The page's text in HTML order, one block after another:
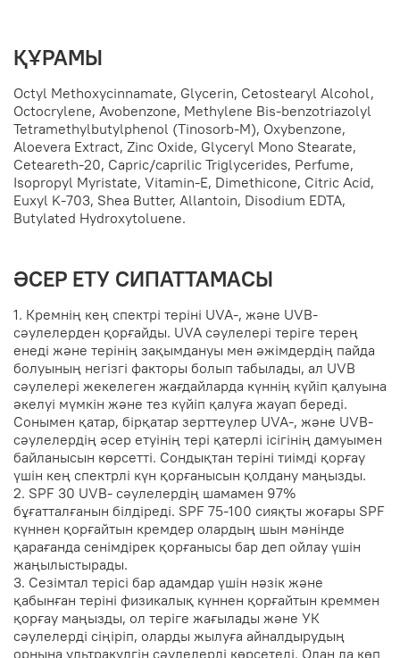
ҚҰРАМЫ
Octyl Methoxycinnamate, Glycerin, Cetostearyl Alcohol,
Octocrylene, Avobenzone, Methylene Bis-benzotriazolyl
Tetramethylbutylphenol (Tinosorb-M), Oxybenzone,
Aloevera Extract, Zinc Oxide, Glyceryl Mono Stearate,
Ceteareth-20, Capric/caprilic Triglycerides, Perfume,
Isopropyl Myristate, Vitamin-E, Dimethicone, Citric Acid,
Euxyl K-703, Shea Butter, Allantoin, Disodium EDTA,
Butylated Hydroxytoluene.
ӘСЕР ЕТУ СИПАТТАМАСЫ
1. Кремнің кең спектрі теріні UVA-, және UVB-
сәулелерден қорғайды. UVA сәулелері теріге терең
енеді және терінің зақымдануы мен әжімдердің пайда
болуының негізгі факторы болып табылады, ал UVB
сәулелері жекелеген жағдайларда күннің күйіп қалуына
әкелуі мүмкін және тез күйіп қалуға жауап береді.
Сонымен қатар, бірқатар зерттеулер UVA-, және UVB-
сәулелердің әсер етуінің тері қатерлі ісігінің дамуымен
байланысын көрсетті. Сондықтан теріні тиімді қорғау
үшін кең спектрлі күн қорғанысын қолдану маңызды.
2. SPF 30 UVB- сәулелердің шамамен 97%
бұғатталғанын білдіреді. SPF 75-100 сияқты жоғары SPF
күннен қорғайтын кремдер олардың шын мәнінде
қарағанда сенімдірек қорғанысы бар деп ойлау үшін
жаңылыстырады.
3. Сезімтал терісі бар адамдар үшін нәзік және
қабынған теріні физикалық күннен қорғайтын креммен
қорғау маңызды, ол теріге жағылады және УК
сәулелерді сіңіріп, оларды жылуға айналдырудың
орнына ультракүлгін сәулелерді көрсетеді. Одан да көп